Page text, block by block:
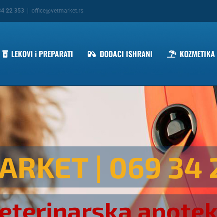
22 353 office@vetmarket.rs
LEKOVI i PREPARATI DODACI ISHRANI KOZMETIKA